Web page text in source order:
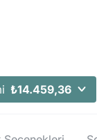
₺14.459,36